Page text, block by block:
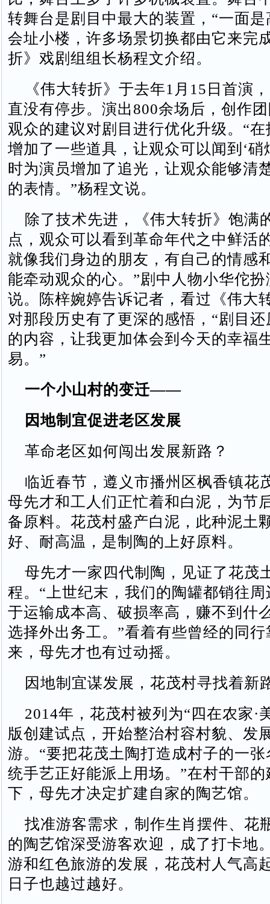
转舞台是剧目中最大的装置，“一面
会址小楼，许多场景切换都由它来完
折》戏剧组组长杨程文介绍。
《伟大转折》于去年1月15日首演
直没有停步。演出800余场后，创作
观众的建议对剧目进行优化升级。“
增加了一些道具，让观众可以闻到‘硝
时为演员增加了追光，让观众能够清
的表情。”杨程文说。
除了技术先进，《伟大转折》饱满
点，观众可以看到革命年代之中鲜活
就像我们身边的朋友，有自己的情感
能牵动观众的心。”剧中人物小华佗
说。陈梓婉婷告诉记者，看过《伟大
对那段历史有了更深的感悟，“剧目
的内容，让我更加体会到今天的幸福
易。”
一个小山村的变迁——
因地制宜促进老区发展
革命老区如何闯出发展新路？
临近春节，遵义市播州区枫香镇花
母先才和工人们正忙着和白泥，为节
备原料。花茂村盛产白泥，此种泥土
好、耐高温，是制陶的上好原料。
母先才一家四代制陶，见证了花茂
程。“上世纪末，我们的陶罐都销往
于运输成本高、破损率高，赚不到什
选择外出务工。”看着有些曾经的同
来，母先才也有过动摇。
因地制宜谋发展，花茂村寻找着新
2014年，花茂村被列为“四在农家·
版创建试点，开始整治村容村貌、发
游。“要把花茂土陶打造成村子的一
统手艺正好能派上用场。”在村干部
下，母先才决定扩建自家的陶艺馆。
找准游客需求，制作生肖摆件、
的陶艺馆深受游客欢迎，成了打卡地
游和红色旅游的发展，花茂村人气高
日子也越过越好。